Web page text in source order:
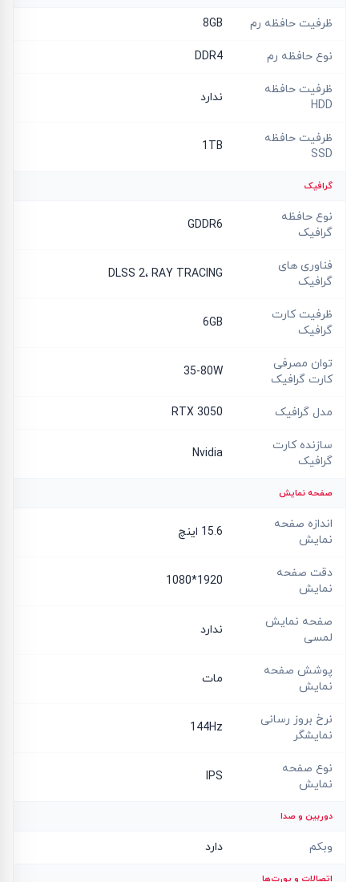
ظرفیت حافظه رم 8GB
نوع حافظه رم DDR4
ظرفیت حافظه
HDD
ندارد
ظرفیت حافظه
SSD
1TB
گرافیک
نوع حافظه
گرافیک
GDDR6
فناوری های
گرافیک
DLSS 2، RAY TRACING
ظرفیت کارت
گرافیک
6GB
توان مصرفی
کارت گرافیک
35-80W
مدل گرافیک RTX 3050
سازنده کارت
گرافیک
Nvidia
صفحه نمایش
اندازه صفحه
نمایش
15.6 اینچ
دقت صفحه
نمایش
1920*1080
صفحه نمایش
لمسی
ندارد
پوشش صفحه
نمایش
مات
نرخ بروز رسانی
نمایشگر
144Hz
نوع صفحه
نمایش
IPS
دوربین و صدا
وبکم دارد
اتصالات و پورت‌ها